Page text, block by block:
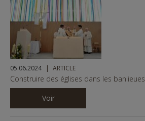
05.06.2024 ARTICLE
Construire des églises dans les banlieues
Voir